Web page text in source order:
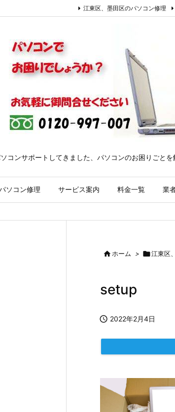
コンサポートしてきました、パソコンのお困りごと
ソコン修理 サービス案内 料金一覧 業
江東区、墨田区のパソコン修理
ホーム > 江東区
setup
 2022年2月4日